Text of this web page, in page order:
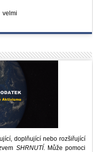
doplňující nebo rozšiřující
SHRNUTÍ. Může pomoci